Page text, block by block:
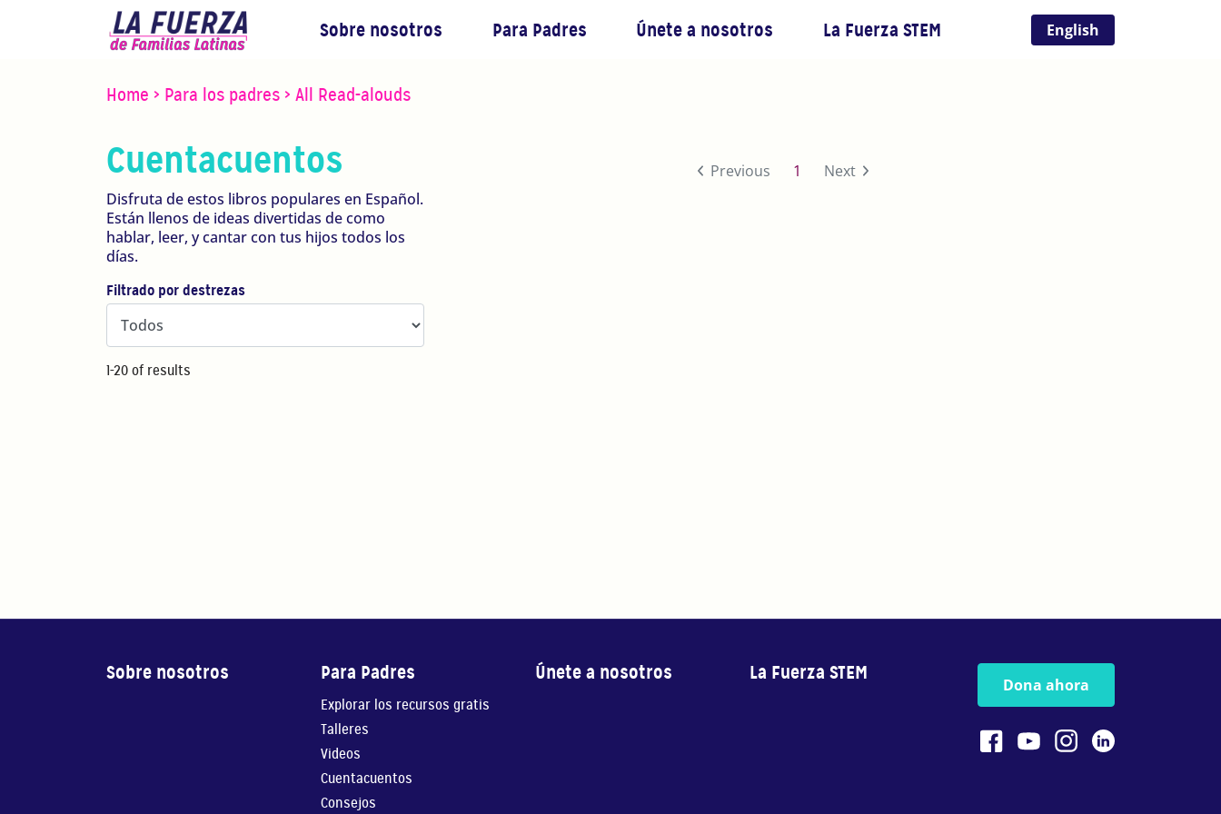
Sobre nosotros Para Padres Únete a nosotros La Fuerza STEM English
Home > Para los padres > All Read-alouds
Cuentacuentos
Disfruta de estos libros populares en Español.
Están llenos de ideas divertidas de como
hablar, leer, y cantar con tus hijos todos los
días.
Filtrado por destrezas
1-20 of results
Previous 1 (current)
Next
Sobre nosotros Para Padres
Explorar los recursos gratis
Talleres
Videos
Cuentacuentos
Consejos
Únete a nosotros La Fuerza STEM
Dona ahora